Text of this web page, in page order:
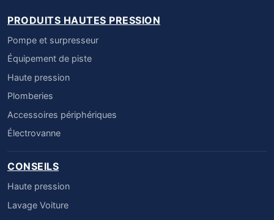
PRODUITS HAUTES PRESSION
Pompe et surpresseur
Équipement de piste
Haute pression
Plomberies
Accessoires périphériques
Électrovanne
CONSEILS
Haute pression
Lavage Voiture